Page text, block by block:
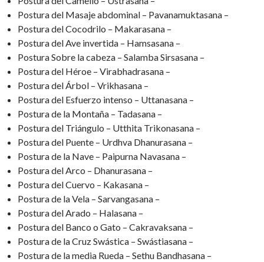
Postura del Masaje abdominal – Pavanamuktasana –
Postura del Cocodrilo – Makarasana –
Postura del Ave invertida – Hamsasana –
Postura Sobre la cabeza – Salamba Sirsasana –
Postura del Héroe – Virabhadrasana –
Postura del Árbol – Vrikhasana –
Postura del Esfuerzo intenso – Uttanasana –
Postura de la Montaña – Tadasana –
Postura del Triángulo – Utthita Trikonasana –
Postura del Puente – Urdhva Dhanurasana –
Postura de la Nave – Paipurna Navasana –
Postura del Arco – Dhanurasana –
Postura del Cuervo – Kakasana –
Postura de la Vela – Sarvangasana –
Postura del Arado – Halasana –
Postura del Banco o Gato – Cakravaksana –
Postura de la Cruz Swástica – Swástiasana –
Postura de la media Rueda – Sethu Bandhasana –